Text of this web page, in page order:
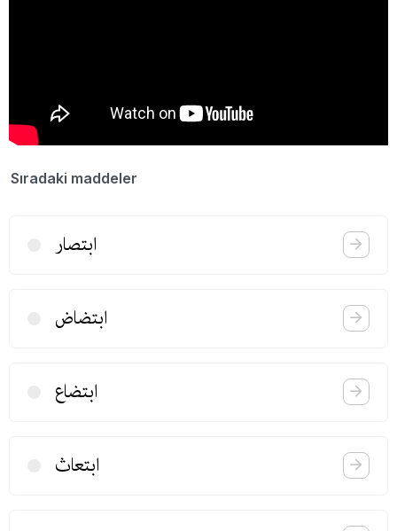
Sıradaki maddeler
ابتصار
ابتضاض
ابتضاع
ابتعاث